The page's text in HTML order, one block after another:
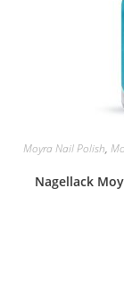
Moyra Nail Polish,
Nagellack